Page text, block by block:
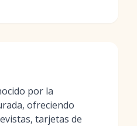
por la
ofreciendo
tarjetas de